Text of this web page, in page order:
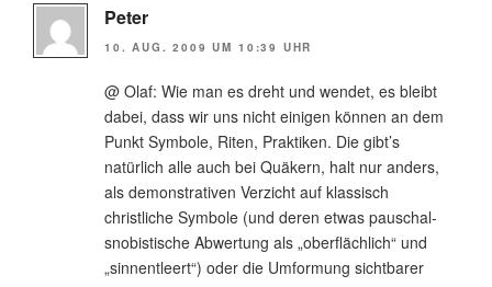
Peter
10. AUG. 2009 UM 10:39 UHR
@ Olaf: Wie man es dreht und wendet, es bleibt
dabei, dass wir uns nicht einigen können an dem
Punkt Symbole, Riten, Praktiken. Die gibt’s
natürlich alle auch bei Quäkern, halt nur anders,
als demonstrativen Verzicht auf klassisch
christliche Symbole (und deren etwas pauschal-
snobistische Abwertung als „oberflächlich“ und
„sinnentleert“) oder die Umformung sichtbarer